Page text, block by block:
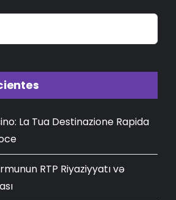
La Tua Destinazione Rapida
RTP Riyaziyyatı və